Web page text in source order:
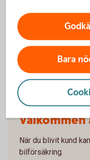
Vilka bilar har
När du blivit kund
bilförsäkring.
Bara